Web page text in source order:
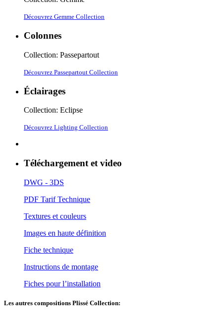
Découvrez Gemme Collection
Colonnes
Collection: Passepartout
Découvrez Passepartout Collection
Éclairages
Collection: Eclipse
Découvrez Lighting Collection
Téléchargement et video
DWG - 3DS
PDF Tarif Technique
Textures et couleurs
Images en haute définition
Fiche technique
Instructions de montage
Fiches pour l’installation
Les autres compositions Plissé Collection: